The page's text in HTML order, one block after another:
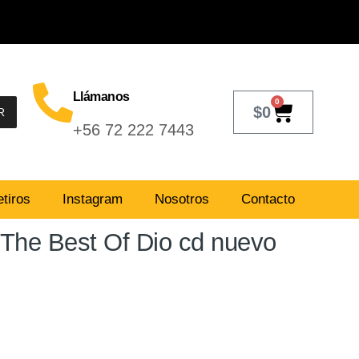
Llámanos
+56 72 222 7443
$0
0
Instagram Nosotros Contacto
Best Of Dio cd nuevo